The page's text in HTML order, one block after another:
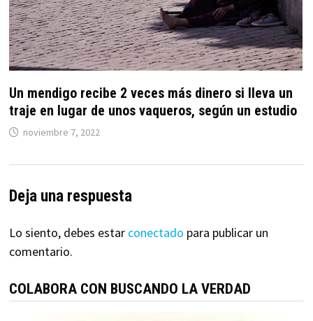
Un mendigo recibe 2 veces más dinero si lleva un
traje en lugar de unos vaqueros, según un estudio
noviembre 7, 2022
Deja una respuesta
Lo siento, debes estar conectado para publicar un
comentario.
COLABORA CON BUSCANDO LA VERDAD